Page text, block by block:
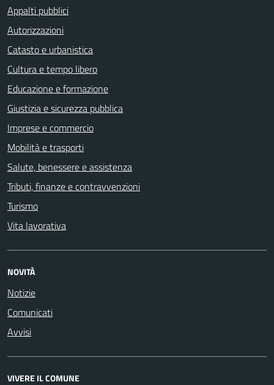
Appalti pubblici
Autorizzazioni
Catasto e urbanistica
Cultura e tempo libero
Educazione e formazione
Giustizia e sicurezza pubblica
Imprese e commercio
Mobilità e trasporti
Salute, benessere e assistenza
Tributi, finanze e contravvenzioni
Turismo
Vita lavorativa
NOVITÀ
Notizie
Comunicati
Avvisi
VIVERE IL COMUNE